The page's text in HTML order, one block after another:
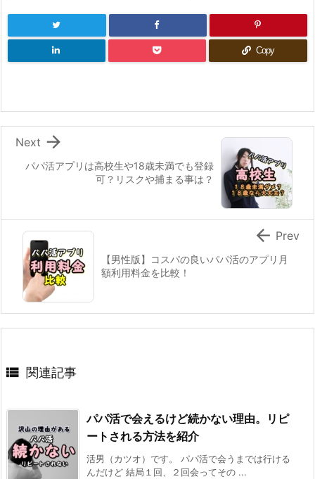
Copy
パパ活アプリは高校生や18歳未満でも登録
可？リスクや捕まる事は？

Next
【男性版】コスパの良いパパ活のアプリ月
額利用料金を比較！
 Prev
 関連記事
パパ活で会えるけど続かない理由。リピ
ートされる方法を紹介
活男（カツオ）です。 パパ活で会うまでは行ける
んだけど 結局１回、２回会ってその ...